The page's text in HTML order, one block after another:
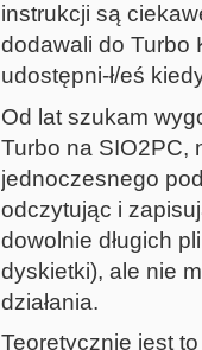
instrukcji są
dodawali do Turbo
udostępni-ł/eś
Od lat szukam
Turbo na SIO2PC,
jednoczesnego
odczytując i
dowolnie długich
dyskietki), ale nie
działania.
Teoretycznie jest